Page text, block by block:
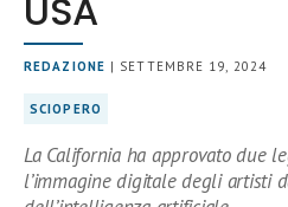
USA
REDAZIONE | SETTEMBRE 19, 2024
SCIOPERO
La California ha approvato due
l’immagine digitale degli artisti